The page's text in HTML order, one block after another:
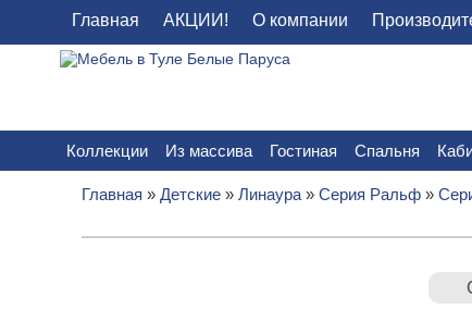
Главная АКЦИИ! О компании
Коллекции Из массива Гостиная Спальня
Главная »Детские »Линаура »Серия Ральф »